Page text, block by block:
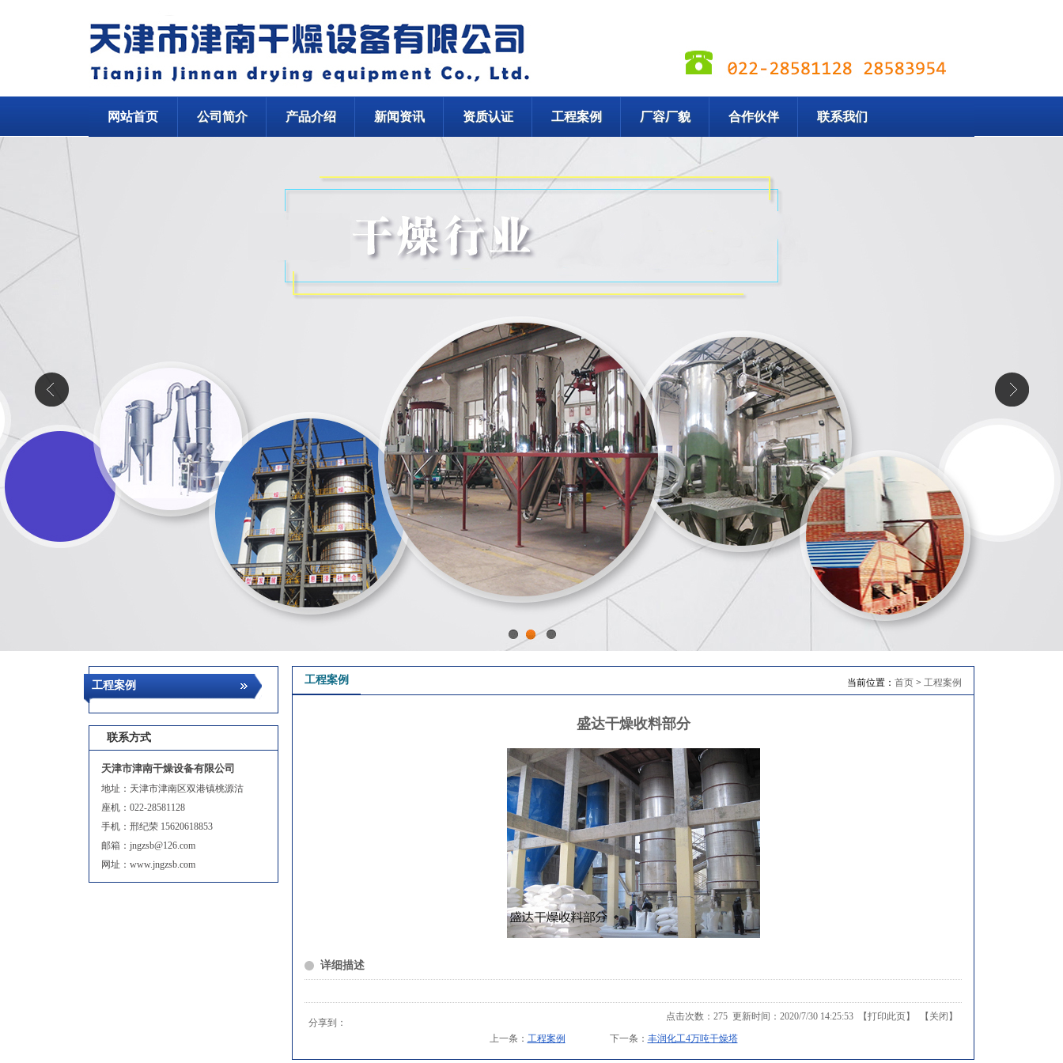
网站首页 公司简介 产品介绍 新闻资讯 资质认证 工程案例 厂容厂貌 合作伙伴 联系我们
1
工程案例
联系方式
天津市津南干燥设备有限公司
地址：天津市津南区双港镇桃源沽
座机：022-28581128
手机：邢纪荣 15620618853
邮箱：jngzsb@126.com
网址：www.jngzsb.com
当前位置： 首页 > 工程案例
工程案例
盛达干燥收料部分
详细描述
分享到：
点击次数： 275 更新时间：2020/7/30 14:25:53 【打印此页】 【 关闭 】
上一条： 工程案例 下一条： 丰润化工4万吨干燥塔